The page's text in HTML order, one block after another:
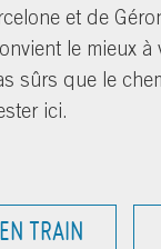
et de
le mieux
sûrs que le
ici.
EN TRAIN